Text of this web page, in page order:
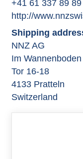
+41 61 337 89 89
http://
Shipping
NNZ AG
Im
Tor 16-18
4133 Pratteln
Switzerland